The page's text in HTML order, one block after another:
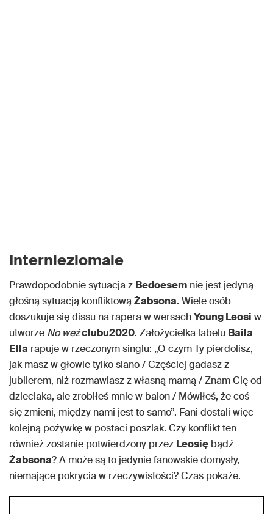
Internieziomale
Prawdopodobnie sytuacja z Bedoesem nie jest jedyną
głośną sytuacją konfliktowąŻabsona. Wiele osób
doszukuje się dissu na rapera w wersachYoung Leosi w
utworze No weźclubu2020. Założycielka labelu Baila
Ella rapuje w rzeczonym singlu: „O czym Ty pierdolisz,
jak masz w głowie tylko siano / Częściej gadasz z
jubilerem, niż rozmawiasz z własną mamą / Znam Cię od
dzieciaka, ale zrobiłeś mnie w balon / Mówiłeś, że coś
się zmieni, między nami jest to samo”. Fani dostali więc
kolejną pożywkę w postaci poszlak. Czy konflikt ten
również zostanie potwierdzony przez Leosię bądź
Żabsona? A może są to jedynie fanowskie domysły,
niemające pokrycia w rzeczywistości? Czas pokaże.